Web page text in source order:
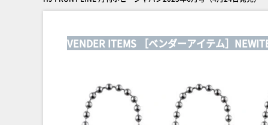
VENDER ITEMS ［ベンダーアイテム］